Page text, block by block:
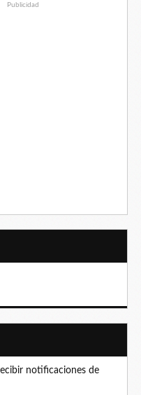
Publicidad
notificaciones de